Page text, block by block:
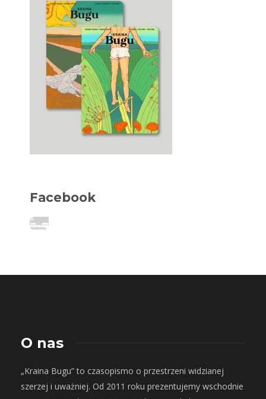
Facebook
O nas
„Kraina Bugu” to czasopismo o przestrzeni widzianej
szerzej i uważniej. Od 2011 roku prezentujemy wschodnie